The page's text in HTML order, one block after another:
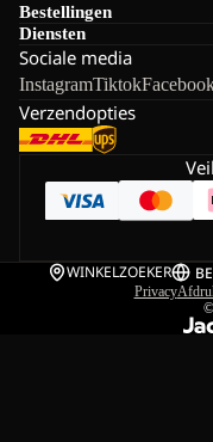
Bestellingen
Diensten
Sociale media
InstagramTiktok
Verzendopties
WINKELZOEKER BE
Privacy